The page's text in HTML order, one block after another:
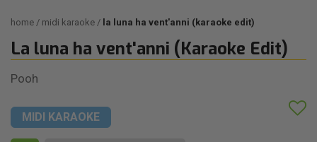
home midi karaoke la luna ha vent'anni (karaoke edit)
La luna ha vent'anni (Karaoke Edit)
Pooh
MIDI KARAOKE